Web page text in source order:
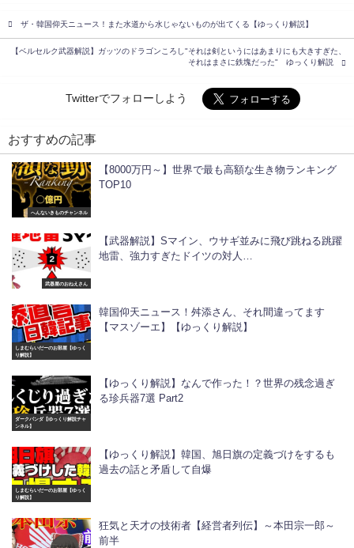
ザ・韓国仰天ニュース！また水道から水じゃないものが出てくる【ゆっくり解説】
【ベルセルク武器解説】ガッツのドラゴンころし"それは剣というにはあまりにも大きすぎた、
それはまさに鉄塊だった" ゆっくり解説
Twitterでフォローしよう
おすすめの記事
へんないきものチャンネル
【8000万円～】世界で最も高額な生き物ランキング
TOP10
武器屋のおねえさん
【武器解説】Sマイン、ウサギ並みに飛び跳ねる跳躍
地雷、強力すぎたドイツの対人…
しまむらいだーのお部屋【ゆっく
り解説】
韓国仰天ニュース！舛添さん、それ間違ってます
【マスゾーエ】【ゆっくり解説】
ダークパンダ【ゆっくり解説チャ
ンネル】
【ゆっくり解説】なんで作った！？世界の残念過ぎ
る珍兵器7選 Part2
しまむらいだーのお部屋【ゆっく
り解説】
【ゆっくり解説】韓国、旭日旗の定義づけをするも
過去の話と矛盾して自爆
狂気と天才の技術者【経営者列伝】～本田宗一郎～
前半